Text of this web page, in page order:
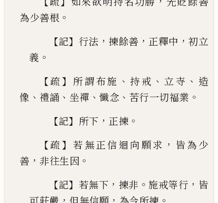
為少善根 。
【記】 行法 ， 揀餘善 ， 正釋中 ， 初立
義 。
【疏】 所謂布施 、 持戒 、 立寺 、 造
像 、 禮誦 、 坐禪 、 懺念 、 苦行一切福業 。
【記】 所下 ， 正揀 。
【疏】若無正信迴向願求 ， 皆為少
善 ， 非往生因 。
【記】 若無下 ， 揀非 。 施戒等行 ， 皆